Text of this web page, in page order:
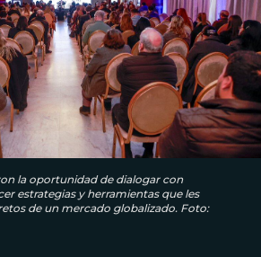
la oportunidad de dialogar con
estrategias y herramientas que les
de un mercado globalizado. Foto: